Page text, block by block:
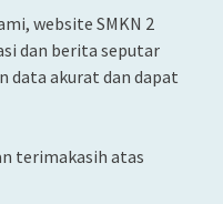
website SMKN 2
dan berita seputar
data akurat dan dapat
terimakasih atas